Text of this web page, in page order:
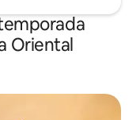
Oriental